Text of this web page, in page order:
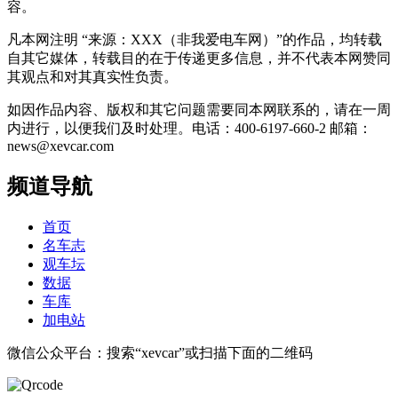
容。
凡本网注明 “来源：XXX（非我爱电车网）”的作品，均转载
自其它媒体，转载目的在于传递更多信息，并不代表本网赞同
其观点和对其真实性负责。
如因作品内容、版权和其它问题需要同本网联系的，请在一周
内进行，以便我们及时处理。电话：400-6197-660-2 邮箱：
news@xevcar.com
频道导航
首页
名车志
观车坛
数据
车库
加电站
微信公众平台：搜索“xevcar”或扫描下面的二维码